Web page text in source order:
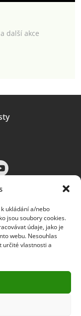
ukládání a/nebo
jsou soubory cookies.
údaje, jako je
webu. Nesouhlas
určité vlastnosti a
další akce
cookies |
.
sítě členských
Společnost DTTL
z jejích členských
a nezávislým
nebo přijímat závazky
subjektů ve